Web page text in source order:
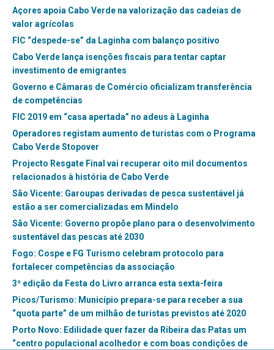
Açores apoia Cabo Verde na valorização das cadeias de
valor agrícolas
FIC “despede-se” da Laginha com balanço positivo
Cabo Verde lança isenções fiscais para tentar captar
investimento de emigrantes
Governo e Câmaras de Comércio oficializam transferência
de competências
​FIC 2019 em “casa apertada” no adeus à Laginha
Operadores registam aumento de turistas com o Programa
Cabo Verde Stopover
Projecto Resgate Final vai recuperar oito mil documentos
relacionados à história de Cabo Verde
São Vicente: Garoupas derivadas de pesca sustentável já
estão a ser comercializadas em Mindelo
São Vicente: Governo propõe plano para o desenvolvimento
sustentável das pescas até 2030
Fogo: Cospe e FG Turismo celebram protocolo para
fortalecer competências da associação
3ª edição da Festa do Livro arranca esta sexta-feira
Picos/Turismo: Município prepara-se para receber a sua
“quota parte” de um milhão de turistas previstos até 2020
Porto Novo: Edilidade quer fazer da Ribeira das Patas um
“centro populacional acolhedor e com boas condições de